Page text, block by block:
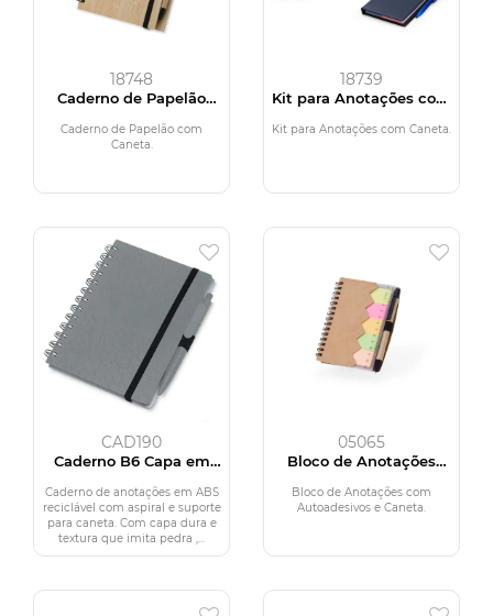
18748
Caderno de Papelão
Caderno de Papelão com
Caneta.
18739
Kit para Anotações com
Caneta
Kit para Anotações com Caneta.
CAD190
Caderno B6 Capa em
Caderno de anotações em ABS
reciclável com aspiral e suporte
para caneta. Com capa dura e
textura que imita pedra ,...
05065
Bloco de Anotações
com Autoadesivos e
Caneta
Bloco de Anotações com
Autoadesivos e Caneta.